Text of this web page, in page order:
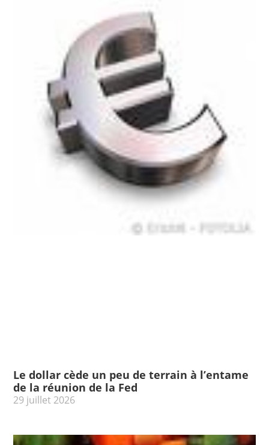
Le dollar cède un peu de terrain à l’entame
de la réunion de la Fed
29 juillet 2026